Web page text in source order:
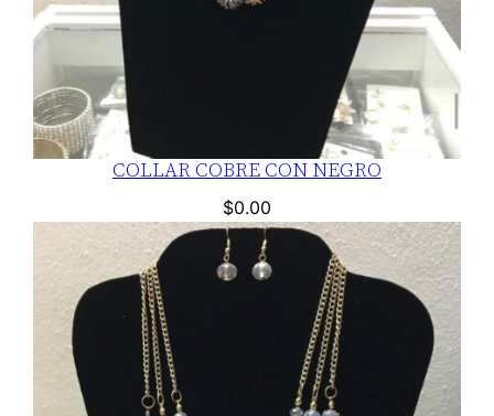
COLLAR COBRE CON NEGRO
$0.00